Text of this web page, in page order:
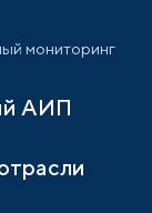
мониторинг
АИП